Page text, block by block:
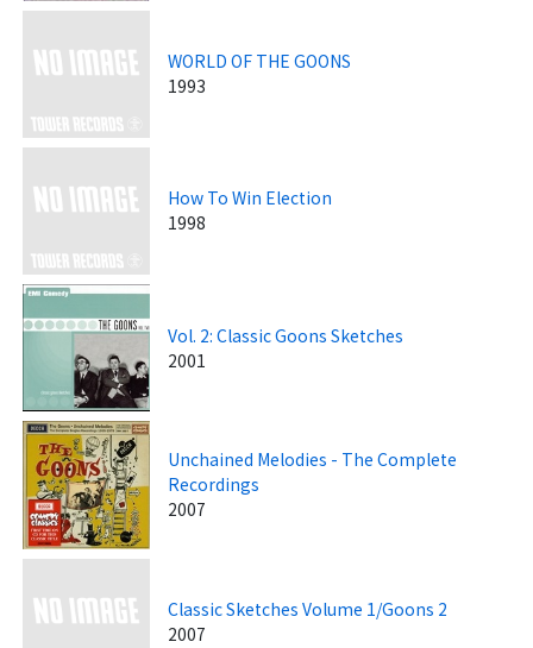
WORLD OF THE GOONS
1993
How To Win Election
1998
Vol. 2: Classic Goons Sketches
2001
Unchained Melodies - The Complete
Recordings
2007
Classic Sketches Volume 1/Goons 2
2007